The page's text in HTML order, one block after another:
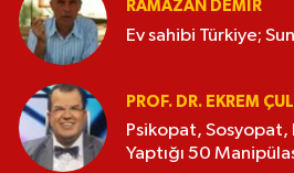
RAMAZAN DEMİR
Ev sahibi Türkiye;
PROF. DR. EKREM
Psikopat,
Yaptığı 50